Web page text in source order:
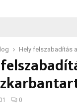
Hely felszabadítás
0